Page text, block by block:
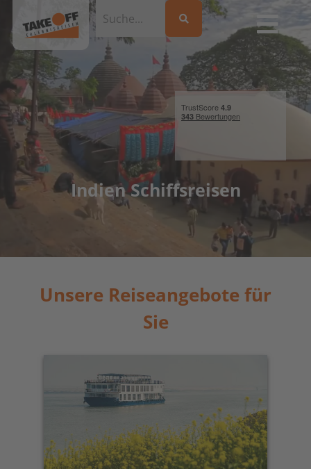
Indien Schiffsreisen
Unsere Reiseangebote für
Sie